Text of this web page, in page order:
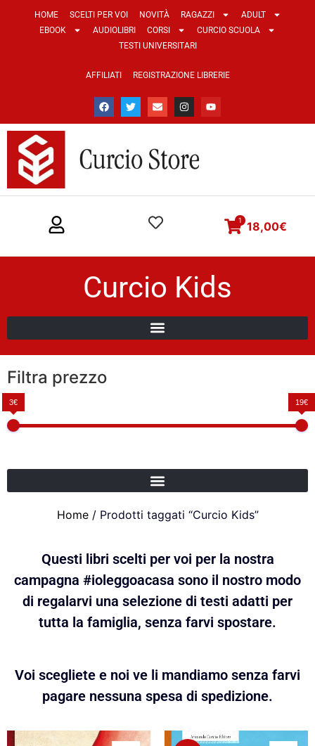
HOME SCELTI PER VOI NOVITÀ RAGAZZI
ADULT
EBOOK
AUDIOLIBRI CORSI
CURCIO SCUOLA
TESTI UNIVERSITARI
AFFILIATI REGISTRAZIONE LIBRERIE
18,00€
1
Curcio Kids
Filtra prezzo
3€ 19€
Home/ Prodotti taggati “Curcio Kids”
Questi libri scelti per voi per la nostra
campagna #ioleggoacasa sono il nostro modo
di regalarvi una selezione di testi adatti per
tutta la famiglia, senza farvi spostare.
Voi scegliete e noi ve li mandiamo senza farvi
pagare nessuna spesa di spedizione.